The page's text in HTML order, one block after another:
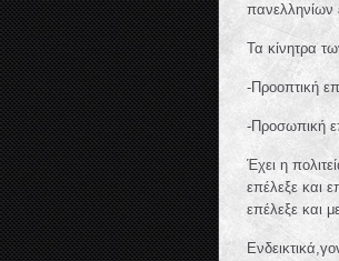
πανελληνίων
Τα κίνητρα
-Προοπτική
-Προσωπική
Έχει η
επέλεξε και
επέλεξε και